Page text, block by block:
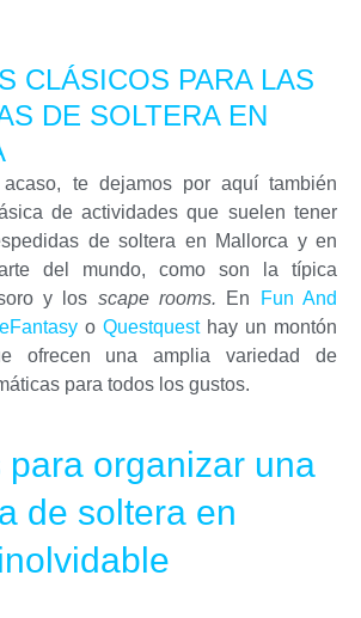
CLÁSICOS PARA LAS
DE SOLTERA EN
te dejamos por aquí también
de actividades que suelen tener
de soltera en Mallorca y en
del mundo, como son la típica
y los scape rooms. En
Fun And
o Questquesthay un montón
ofrecen una amplia variedad de
para todos los gustos.
para organizar una
de soltera en